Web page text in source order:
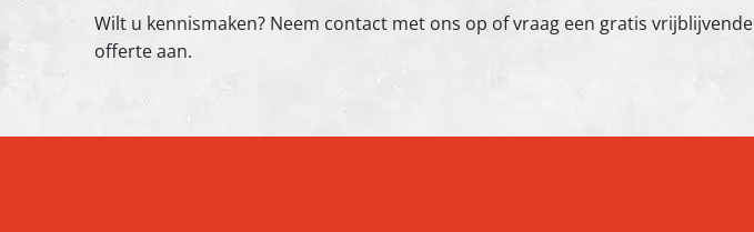
Wilt u kennismaken? Neem contact met ons op of vraag een gratis vrijblijvende
offerte aan.